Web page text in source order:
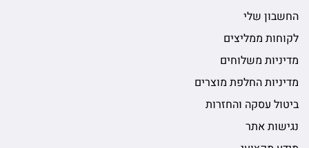
החשבון שלי
לקוחות ממליצים
מדיניות משלוחים
מדיניות החלפת מוצרים
ביטול עסקה והחזרות
נגישות אתר